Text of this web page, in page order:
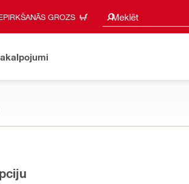
GROZS Meklēt
Meklēšanas ieteikumi